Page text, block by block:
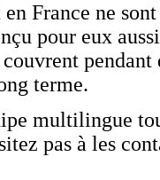
France ne
pour eux
pendant
terme.
multilingue
pas à les